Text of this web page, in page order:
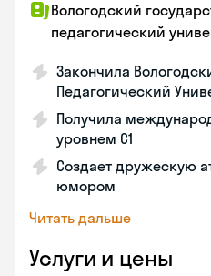
Вологодский
педагогический
Закончила
Педагогический
Получила
уровнем C1
Создает дружескую
юмором
Читать дальше
Услуги и цены